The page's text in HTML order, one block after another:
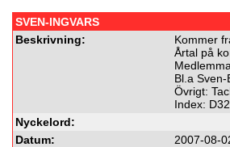
SVEN-INGVARS
Beskrivning:
Kommer
Årtal på
Bl.a
Övrigt:
Index:
Nyckelord:
Datum:
2007-08-